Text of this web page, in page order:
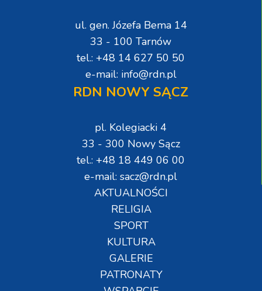
ul. gen. Józefa Bema 14
33 - 100 Tarnów
tel.: +48 14 627 50 50
e-mail: info@rdn.pl
RDN NOWY SĄCZ
pl. Kolegiacki 4
33 - 300 Nowy Sącz
tel.: +48 18 449 06 00
e-mail: sacz@rdn.pl
AKTUALNOŚCI
RELIGIA
SPORT
KULTURA
GALERIE
PATRONATY